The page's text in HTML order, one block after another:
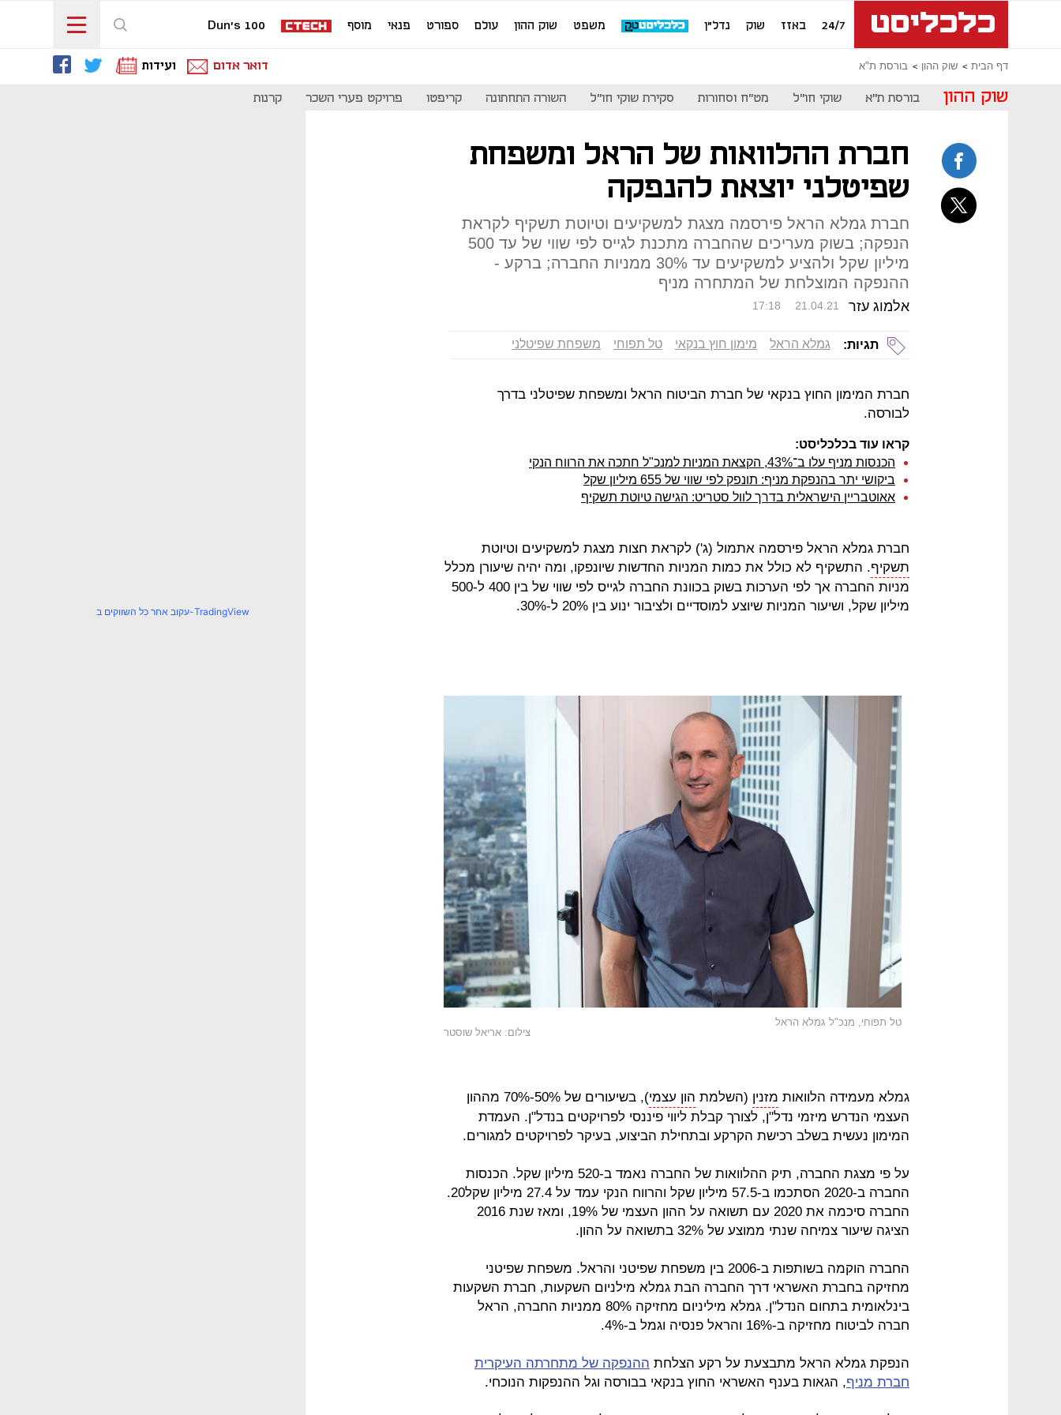
24/7 באזז שוק נדל"ן משפט שוק ההון עולם ספורט פנאי מוסף Dun's 100
דף הבית שוק ההון בורסת ת"א דואר אדום ועידות
שוק ההון בורסת ת"א שוקי חו"ל מט"ח וסחורות סקירת שוקי חו"ל השורה התחתונה קריפטו פרויקט פערי השכר קרנות
חברת ההלוואות של הראל ומשפחת
שפיטלני יוצאת להנפקה
חברת גמלא הראל פירסמה מצגת למשקיעים וטיוטת תשקיף לקראת
הנפקה; בשוק מעריכים שהחברה מתכנת לגייס לפי שווי של עד 500
מיליון שקל ולהציע למשקיעים עד 30% ממניות החברה; ברקע -
ההנפקה המוצלחת של המתחרה מניף
אלמוג עזר 17:18 21.04.21
תגיות: גמלא הראל מימון חוץ בנקאי טל תפוחי משפחת שפיטלני
חברת המימון החוץ בנקאי של חברת הביטוח הראל ומשפחת שפיטלני בדרך
לבורסה.
קראו עוד בכלכליסט:
הכנסות מניף עלו ב־43%, הקצאת המניות למנכ"ל חתכה את הרווח הנקי
ביקושי יתר בהנפקת מניף: תונפק לפי שווי של 655 מיליון שקל
אאוטבריין הישראלית בדרך לוול סטריט: הגישה טיוטת תשקיף
חברת גמלא הראל פירסמה אתמול (ג') לקראת חצות מצגת למשקיעים וטיוטת
תשקיף. התשקיף לא כולל את כמות המניות החדשות שיונפקו, ומה יהיה שיעורן מכלל
מניות החברה אך לפי הערכות בשוק בכוונת החברה לגייס לפי שווי של בין 400 ל-500
מיליון שקל, ושיעור המניות שיוצע למוסדיים ולציבור ינוע בין 20% ל-30%.
טל תפוחי, מנכ"ל גמלא הראל
צילום: אריאל שוסטר
גמלא מעמידה הלוואות מזנין (השלמת הון עצמי
), בשיעורים של 50%-70% מההון
העצמי הנדרש מיזמי נדל"ן, לצורך קבלת ליווי פיננסי לפרויקטים בנדל"ן. העמדת
המימון נעשית בשלב רכישת הקרקע ובתחילת הביצוע, בעיקר לפרויקטים למגורים.
על פי מצגת החברה, תיק ההלוואות של החברה נאמד ב-520 מיליון שקל. הכנסות
החברה ב-2020 הסתכמו ב-57.5 מיליון שקל והרווח הנקי עמד על 27.4 מיליון שקל20.
החברה סיכמה את 2020 עם תשואה על ההון העצמי של 19%, ומאז שנת 2016
הציגה שיעור צמיחה שנתי ממוצע של 32% בתשואה על ההון.
החברה הוקמה בשותפות ב-2006 בין משפחת שפיטני והראל. משפחת שפיטני
מחזיקה בחברת האשראי דרך החברה הבת גמלא מילניום השקעות, חברת השקעות
בינלאומית בתחום הנדל"ן. גמלא מיליניום מחזיקה 80% ממניות החברה, הראל
חברה לביטוח מחזיקה ב-16% והראל פנסיה וגמל ב-4%.
הנפקת גמלא הראל מתבצעת על רקע הצלחת ההנפקה של מתחרתה העיקרית
חברת מניף, הגאות בענף האשראי החוץ בנקאי בבורסה וגל ההנפקות הנוכחי.
עקוב אחר כל השווקים ב-TradingView